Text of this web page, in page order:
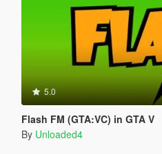
5.0
Flash FM (GTA:VC) in GTA V
By Unloaded4